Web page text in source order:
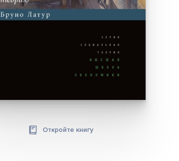
Откройте книгу